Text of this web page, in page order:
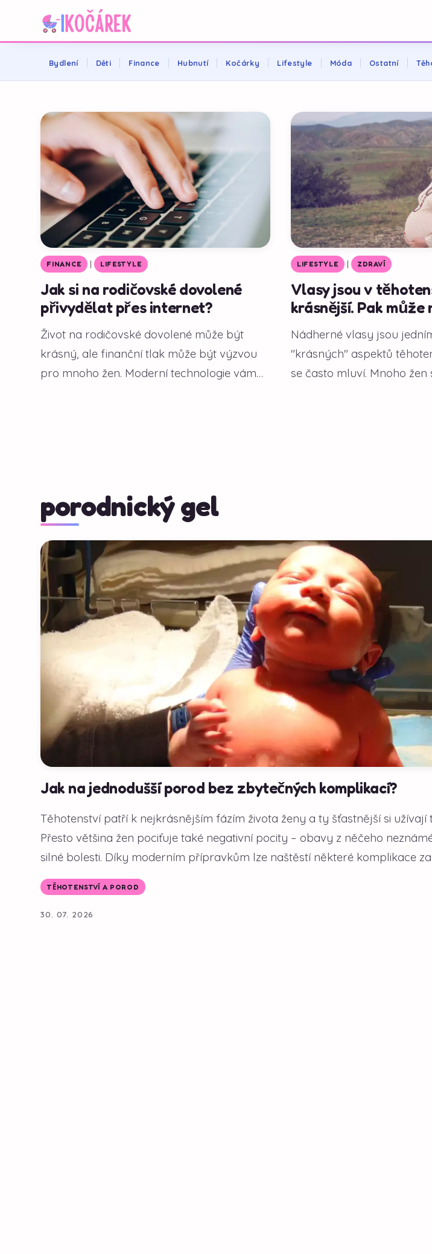
Bydlení Děti Finance Hubnutí Kočárky Lifestyle Móda Ostatní
Jak si na rodičovské dovolené
přivydělat přes internet?
Život na rodičovské dovolené může být
krásný, ale finanční tlak může být výzvou
pro mnoho žen. Moderní technologie vám
FINANCE | LIFESTYLE
Vlasy jsou v
krásnější. Pak
Nádherné vlasy jsou
"krásných" aspektů
se často mluví. Mnoho žen
LIFESTYLE | ZDRAVÍ
porodnický gel
Jak na jednodušší porod bez zbytečných komplikací?
Těhotenství patří k nejkrásnějším fázím života ženy a ty šťastnější si
Přesto většina žen pociťuje také negativní pocity – obavy z něčeho
silné bolesti. Díky moderním přípravkům lze naštěstí některé komplikace
TĚHOTENSTVÍ A POROD
30. 07. 2026